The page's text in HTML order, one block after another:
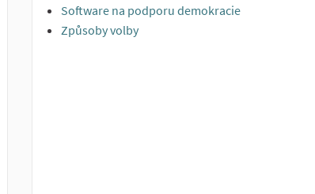
Software na podporu demokracie
Způsoby volby